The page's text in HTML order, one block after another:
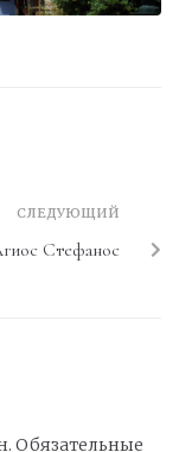
СЛЕДУЮЩИЙ
Стефанос
Обязательные